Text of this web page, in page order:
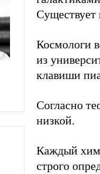
Существует
Космологи
из
клавиши
Согласно
низкой.
Каждый
строго